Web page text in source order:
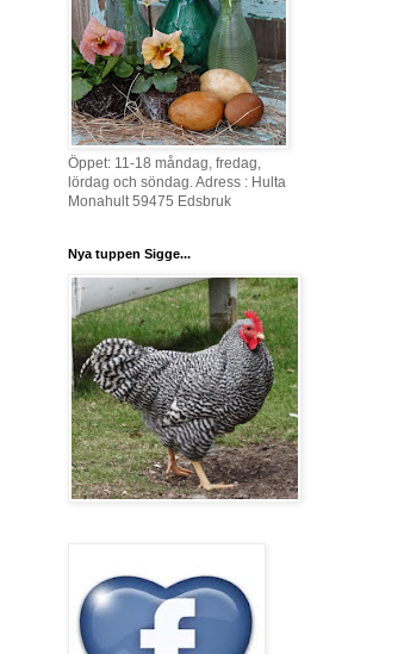
Öppet: 11-18 måndag, fredag,
lördag och söndag. Adress : Hulta
Monahult 59475 Edsbruk
Nya tuppen Sigge...